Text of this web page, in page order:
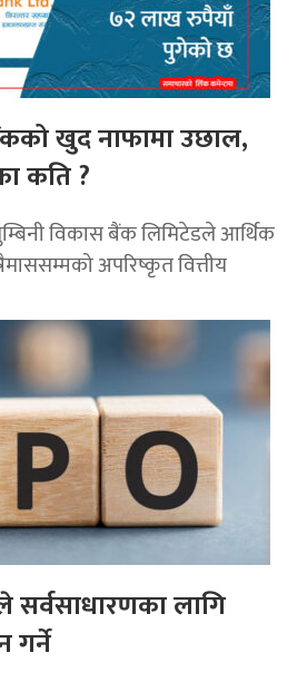
खुद नाफामा उछाल,
कति ?
विकास बैंक लिमिटेडले आर्थिक
अपरिष्कृत वित्तीय
सर्वसाधारणका लागि